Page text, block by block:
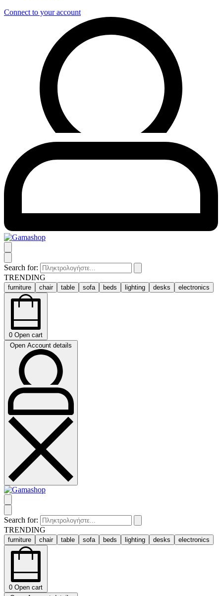
Connect to your account
Search for:
TRENDING
furniture chair table sofa beds lighting desks electronics
0 Open cart
Open Account details
Search for:
TRENDING
furniture chair table sofa beds lighting desks electronics
0 Open cart